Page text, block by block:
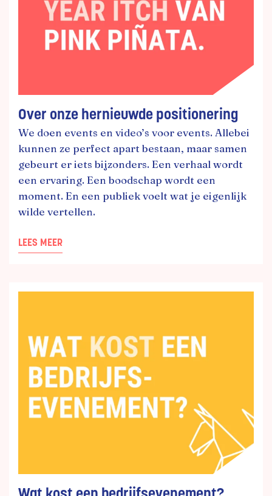
Over onze hernieuwde positionering
We doen events en video’s voor events. Allebei
kunnen ze perfect apart bestaan, maar samen
gebeurt er iets bijzonders. Een verhaal wordt
een ervaring. Een boodschap wordt een
moment. En een publiek voelt wat je eigenlijk
wilde vertellen.
LEES MEER